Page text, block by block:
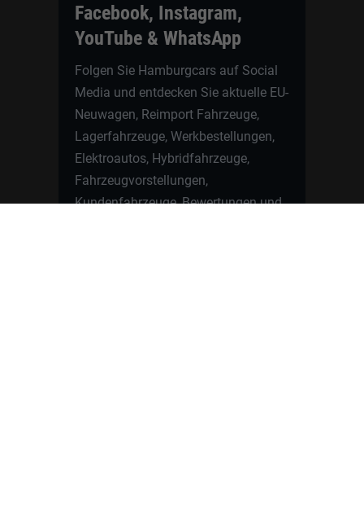
Facebook, Instagram,
YouTube & WhatsApp
Folgen Sie Hamburgcars auf Social
Media und entdecken Sie aktuelle EU-
Neuwagen, Reimport Fahrzeuge,
Lagerfahrzeuge, Werkbestellungen,
Elektroautos, Hybridfahrzeuge,
Fahrzeugvorstellungen,
Kundenfahrzeuge, Bewertungen und